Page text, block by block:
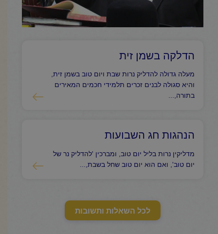
הדלקה בשמן זית
מעלה גדולה להדליק נרות שבת ויום טוב בשמן זית,
והיא סגולה לבנים זכרים תלמידי חכמים המאירים
בתורה,...
הנהגות חג השבועות
מדליקין נרות בליל יום טוב, ומברכין 'להדליק נר של
יום טוב', ואם הוא יום טוב שחל בשבת,...
לכל השאלות ותשובות